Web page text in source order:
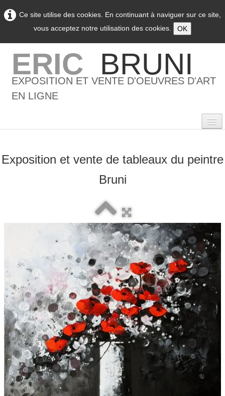
Ce site utilise des cookies. En continuant à naviguer sur ce site,
vous acceptez notre utilisation des cookies.
OK
ERIC BRUNI
EXPOSITION ET VENTE D'OEUVRES D'ART
EN LIGNE
0
Galeries
Vente
Boutique
Contact
Newsletter
BLOG
Français
Exposition et vente de tableaux du peintre
Bruni